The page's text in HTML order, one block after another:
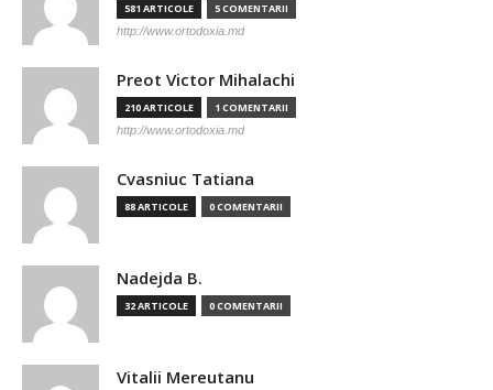
581 ARTICOLE 5 COMENTARII
http://www.ortodoxia.md
Preot Victor Mihalachi
210 ARTICOLE 1 COMENTARII
http://www.ortodoxia.md
Cvasniuc Tatiana
88 ARTICOLE 0 COMENTARII
Nadejda B.
32 ARTICOLE 0 COMENTARII
Vitalii Mereutanu